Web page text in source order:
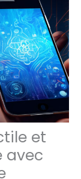
et
avec